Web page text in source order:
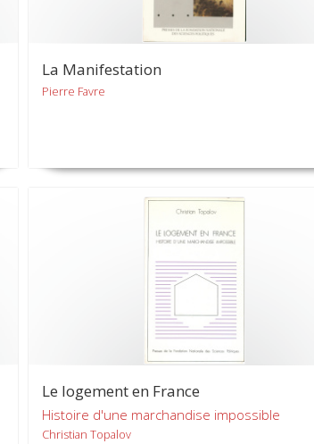
La Manifestation
Pierre Favre
Le logement en France
Histoire d'une marchandise impossible
Christian Topalov